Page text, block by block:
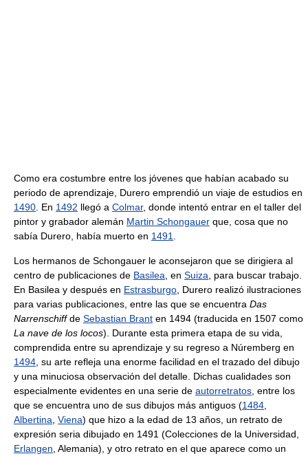
Como era costumbre entre los jóvenes que habían acabado su
periodo de aprendizaje, Durero emprendió un viaje de estudios en
1490 . En 1492 llegó a Colmar, donde intentó entrar en el taller del
pintor y grabador alemán Martin Schongauer que, cosa que no
sabía Durero, había muerto en 1491
Los hermanos de Schongauer le aconsejaron que se dirigiera al
centro de publicaciones de Basilea , en Suiza , para buscar trabajo.
En Basilea y después en Estrasburgo , Durero realizó ilustraciones
para varias publicaciones, entre las que se encuentra Das
Narrenschiffde Sebastian Brant en 1494 (traducida en 1507 como
La nave de los locos). Durante esta primera etapa de su vida,
comprendida entre su aprendizaje y su regreso a Núremberg en
1494 , su arte refleja una enorme facilidad en el trazado del dibujo
y una minuciosa observación del detalle. Dichas cualidades son
especialmente evidentes en una serie de autorretratos , entre los
que se encuentra uno de sus dibujos más antiguos (1484
Albertina Viena) que hizo a la edad de 13 años, un retrato de
expresión seria dibujado en 1491 (Colecciones de la Universidad,
Erlangen , Alemania), y otro retrato en el que aparece como un